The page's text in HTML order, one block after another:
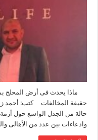
ماذا يحدث فى أرض المحلج
حقيقة المخالفات كتب: أحمد
حالة من الجدل الواسع حول
وادعاءات بين عدد من الأهالى